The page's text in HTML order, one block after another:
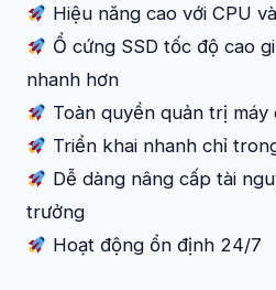
Hiệu năng cao với CPU
Ổ cứng SSD tốc độ cao
nhanh hơn
Toàn quyền quản trị máy
Triển khai nhanh chỉ
Dễ dàng nâng cấp tài
trưởng
Hoạt động ổn định 24/7